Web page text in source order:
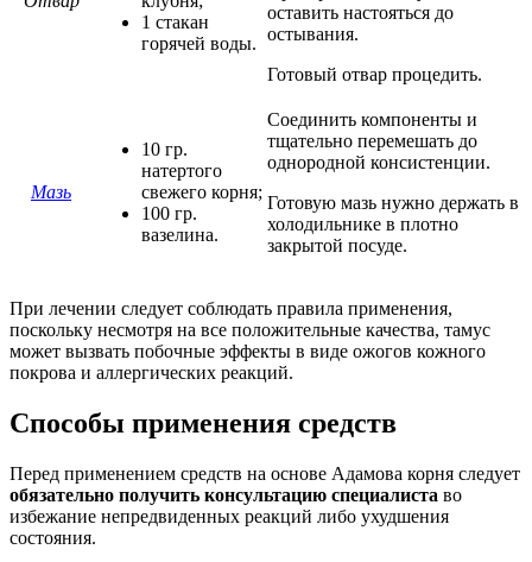
1 стакан
горячей воды.
оставить настояться до
остывания.
Готовый отвар процедить.
Мазь
10 гр.
натертого
свежего корня;
100 гр.
вазелина.
Соединить компоненты и
тщательно перемешать до
однородной консистенции.
Готовую мазь нужно держать в
холодильнике в плотно
закрытой посуде.
При лечении следует соблюдать правила применения,
поскольку несмотря на все положительные качества, тамус
может вызвать побочные эффекты в виде ожогов кожного
покрова и аллергических реакций.
Способы применения средств
Перед применением средств на основе Адамова корня следует
обязательно получить консультацию специалиста во
избежание непредвиденных реакций либо ухудшения
состояния.